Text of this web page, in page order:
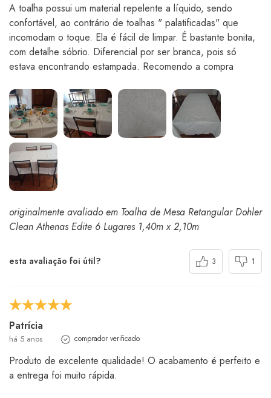
A toalha possui um material repelente a líquido, sendo
confortável, ao contrário de toalhas " palatificadas" que
incomodam o toque. Ela é fácil de limpar. É bastante bonita,
com detalhe sóbrio. Diferencial por ser branca, pois só
estava encontrando estampada. Recomendo a compra
originalmente avaliado em Toalha de Mesa Retangular Dohler
Clean Athenas Edite 6 Lugares 1,40m x 2,10m
esta avaliação foi útil? 3 1
Patrícia
há 5 anos comprador verificado
Produto de excelente qualidade! O acabamento é perfeito e
a entrega foi muito rápida.